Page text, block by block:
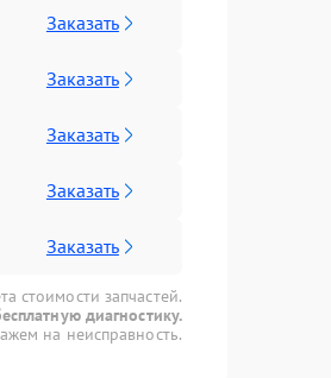
Заказать
Заказать
Заказать
Заказать
Заказать
стоимости запчастей.
диагностику.
на неисправность.